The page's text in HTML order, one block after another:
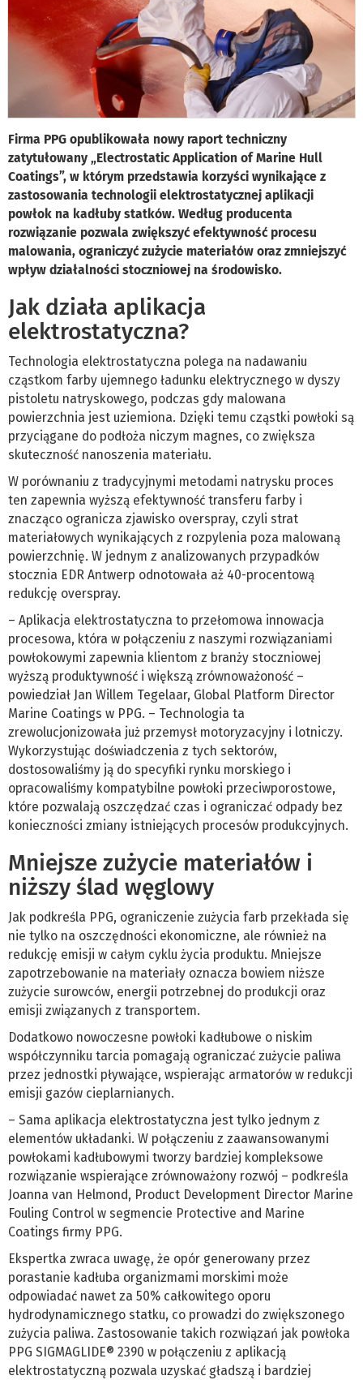
Firma PPG opublikowała nowy raport techniczny
zatytułowany „Electrostatic Application of Marine Hull
Coatings”, w którym przedstawia korzyści wynikające z
zastosowania technologii elektrostatycznej aplikacji
powłok na kadłuby statków. Według producenta
rozwiązanie pozwala zwiększyć efektywność procesu
malowania, ograniczyć zużycie materiałów oraz zmniejszyć
wpływ działalności stoczniowej na środowisko.
Jak działa aplikacja
elektrostatyczna?
Technologia elektrostatyczna polega na nadawaniu
cząstkom farby ujemnego ładunku elektrycznego w dyszy
pistoletu natryskowego, podczas gdy malowana
powierzchnia jest uziemiona. Dzięki temu cząstki powłoki są
przyciągane do podłoża niczym magnes, co zwiększa
skuteczność nanoszenia materiału.
W porównaniu z tradycyjnymi metodami natrysku proces
ten zapewnia wyższą efektywność transferu farby i
znacząco ogranicza zjawisko overspray, czyli strat
materiałowych wynikających z rozpylenia poza malowaną
powierzchnię. W jednym z analizowanych przypadków
stocznia EDR Antwerp odnotowała aż 40-procentową
redukcję overspray.
– Aplikacja elektrostatyczna to przełomowa innowacja
procesowa, która w połączeniu z naszymi rozwiązaniami
powłokowymi zapewnia klientom z branży stoczniowej
wyższą produktywność i większą zrównoważoność –
powiedział Jan Willem Tegelaar, Global Platform Director
Marine Coatings w PPG. – Technologia ta
zrewolucjonizowała już przemysł motoryzacyjny i lotniczy.
Wykorzystując doświadczenia z tych sektorów,
dostosowaliśmy ją do specyfiki rynku morskiego i
opracowaliśmy kompatybilne powłoki przeciwporostowe,
które pozwalają oszczędzać czas i ograniczać odpady bez
konieczności zmiany istniejących procesów produkcyjnych.
Mniejsze zużycie materiałów i
niższy ślad węglowy
Jak podkreśla PPG, ograniczenie zużycia farb przekłada się
nie tylko na oszczędności ekonomiczne, ale również na
redukcję emisji w całym cyklu życia produktu. Mniejsze
zapotrzebowanie na materiały oznacza bowiem niższe
zużycie surowców, energii potrzebnej do produkcji oraz
emisji związanych z transportem.
Dodatkowo nowoczesne powłoki kadłubowe o niskim
współczynniku tarcia pomagają ograniczać zużycie paliwa
przez jednostki pływające, wspierając armatorów w redukcji
emisji gazów cieplarnianych.
– Sama aplikacja elektrostatyczna jest tylko jednym z
elementów układanki. W połączeniu z zaawansowanymi
powłokami kadłubowymi tworzy bardziej kompleksowe
rozwiązanie wspierające zrównoważony rozwój – podkreśla
Joanna van Helmond, Product Development Director Marine
Fouling Control w segmencie Protective and Marine
Coatings firmy PPG.
Ekspertka zwraca uwagę, że opór generowany przez
porastanie kadłuba organizmami morskimi może
odpowiadać nawet za 50% całkowitego oporu
hydrodynamicznego statku, co prowadzi do zwiększonego
zużycia paliwa. Zastosowanie takich rozwiązań jak powłoka
PPG SIGMAGLIDE® 2390 w połączeniu z aplikacją
elektrostatyczną pozwala uzyskać gładszą i bardziej